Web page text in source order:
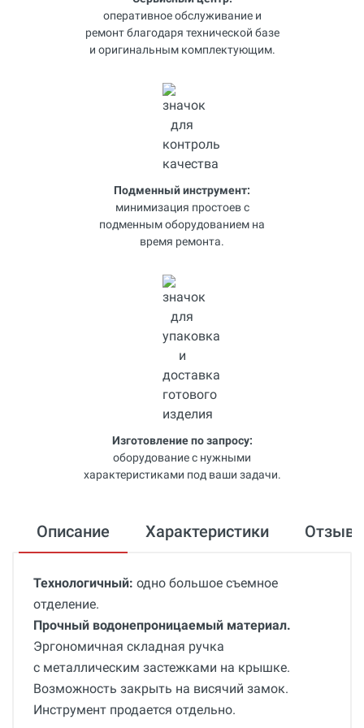
оперативное обслуживание и
ремонт благодаря технической базе
и оригинальным комплектующим.
Подменный инструмент:
минимизация простоев с
подменным оборудованием на
время ремонта.
Изготовление по запросу:
оборудование с нужными
характеристиками под ваши задачи.
Описание Характеристики
Технологичный: одно большое съемное
отделение.
Прочный водонепроницаемый материал.
Эргономичная складная ручка
с металлическим застежками на крышке.
Возможность закрыть на висячий замок.
Инструмент продается отдельно.